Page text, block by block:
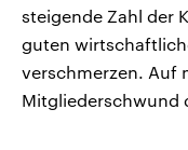
steigende Zahl der
guten
verschmerzen. Auf
Mitgliederschwund